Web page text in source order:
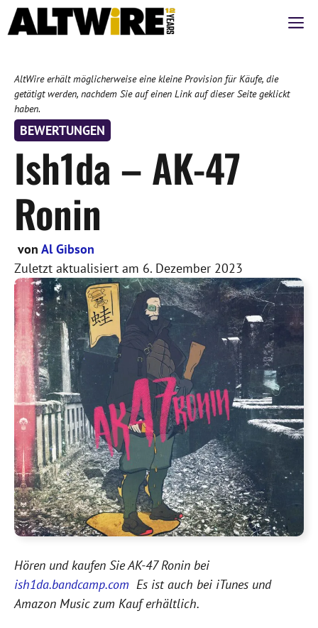
Zum
Inhalt
AltWire erhält möglicherweise eine kleine Provision für Käufe, die
getätigt werden, nachdem Sie auf einen Link auf dieser Seite geklickt
haben.
BEWERTUNGEN
Ish1da – AK-47
Ronin
von Al Gibson
Zuletzt aktualisiert am 6. Dezember 2023
Hören und kaufen Sie AK-47 Ronin bei
ish1da.bandcamp.com Es ist auch bei iTunes und
Amazon Music zum Kauf erhältlich.